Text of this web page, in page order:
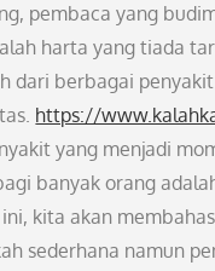
pembaca yang
harta yang tiada
dari berbagai
https://
yang menjadi
banyak orang
kita akan
sederhana namun